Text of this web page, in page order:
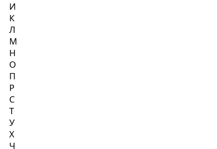
И
К
Л
М
Н
О
П
Р
С
Т
У
Х
Ч